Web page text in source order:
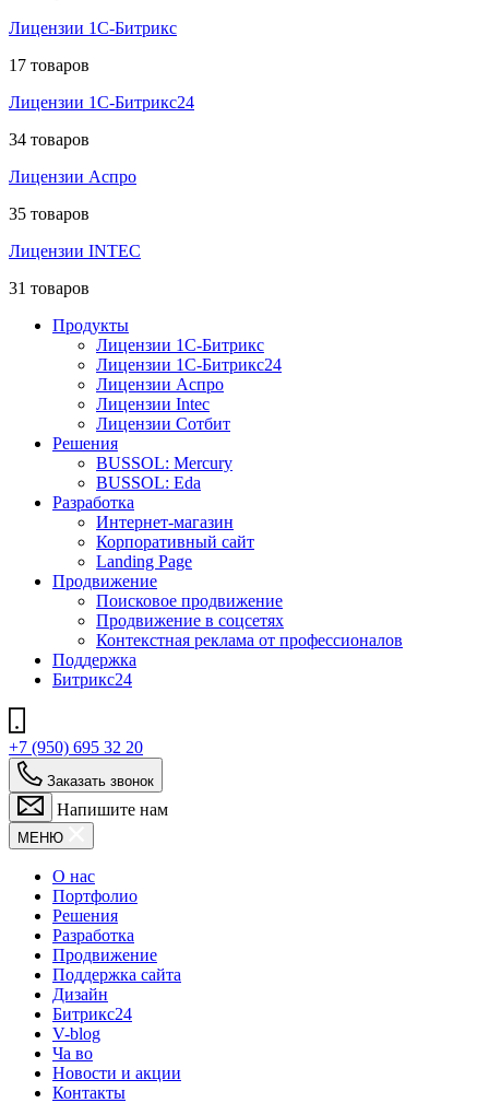
Лицензии 1С-Битрикс
17 товаров
Лицензии 1С-Битрикс24
34 товаров
Лицензии Аспро
35 товаров
Лицензии INTEC
31 товаров
Продукты
Лицензии 1С-Битрикс
Лицензии 1С-Битрикс24
Лицензии Аспро
Лицензии Intec
Лицензии Сотбит
Решения
BUSSOL: Mercury
BUSSOL: Eda
Разработка
Интернет-магазин
Корпоративный сайт
Landing Page
Продвижение
Поисковое продвижение
Продвижение в соцсетях
Контекстная реклама от профессионалов
Поддержка
Битрикс24
+7 (950) 695 32 20
Заказать звонок
Напишите нам
МЕНЮ
О нас
Портфолио
Решения
Разработка
Продвижение
Поддержка сайта
Дизайн
Битрикс24
V-blog
Ча во
Новости и акции
Контакты